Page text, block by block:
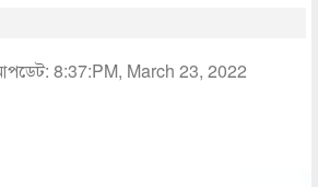
8:37:PM, March 23, 2022